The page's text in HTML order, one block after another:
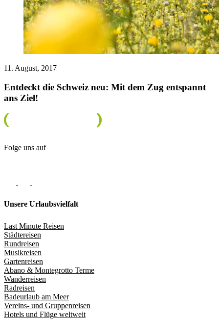
11. August, 2017
Entdeckt die Schweiz neu: Mit dem Zug entspannt
ans Ziel!
Folge uns auf
Unsere Urlaubsvielfalt
Last Minute Reisen
Städtereisen
Rundreisen
Musikreisen
Gartenreisen
Abano & Montegrotto Terme
Wanderreisen
Radreisen
Badeurlaub am Meer
Vereins- und Gruppenreisen
Hotels und Flüge weltweit